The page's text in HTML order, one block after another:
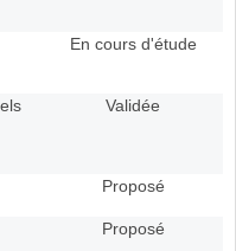
En cours d'étude
Validée
Proposé
Proposé